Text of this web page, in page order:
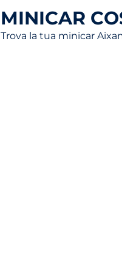
MINICAR
Trova la tua minicar